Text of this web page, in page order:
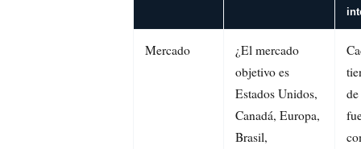
Mercado
¿El mercado
objetivo es
Estados Unidos,
Canadá, Europa,
Brasil,